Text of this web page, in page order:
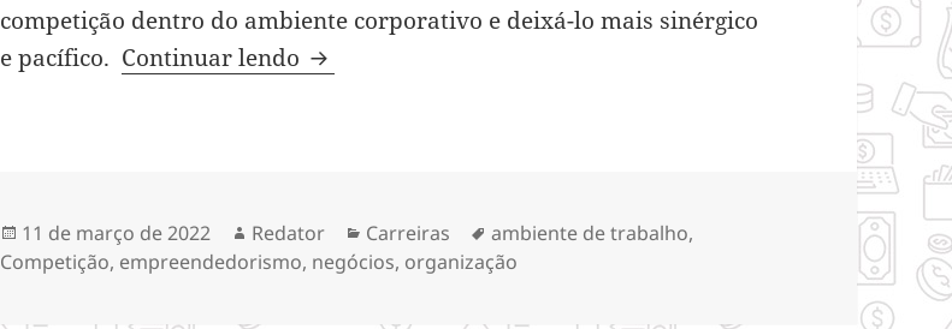
competição dentro do ambiente corporativo e deixá-lo mais sinérgico
e pacífico. Continuar lendo Como evitar a competição no ambiente de trabalho?
Publicado
em
11 de março de 2022 Autor
Redator Categorias
Carreiras Tags
ambiente de trabalho,
Competição, empreendedorismo, negócios, organização